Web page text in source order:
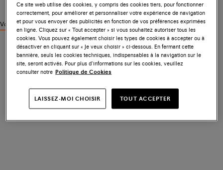
Voir des produits similaires
Ce site web utilise des cookies, y compris des cookies tiers, pour fonctionner
correctement, pour améliorer et personnaliser votre expérience de navigation
et pour vous envoyer des publicités en fonction de vos préférences exprimées
en ligne. Cliquez sur « Tout accepter » si vous souhaitez autoriser tous les
cookies. Vous pouvez également choisir les types de cookies à accepter ou à
désactiver en cliquant sur « Je veux choisir » ci-dessous. En fermant cette
bannière, seuls les cookies techniques, indispensables à la navigation sur le
site, seront activés. Pour plus d’informations sur les cookies, veuillez
consulter notre Politique de Cookies
LAISSEZ-MOI CHOISIR TOUT ACCEPTER